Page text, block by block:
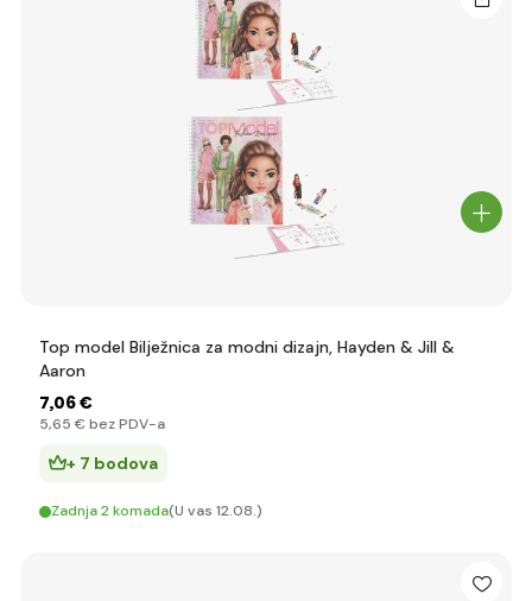
Top model Bilježnica za modni dizajn, Hayden & Jill &
Aaron
7,06 €
5,65 € bez PDV-a
+ 7 bodova
Zadnja 2 komada(U vas 12.08.)